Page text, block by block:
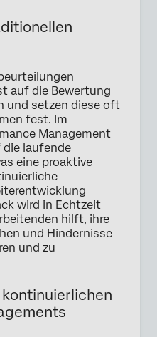
auf die Bewertung
und setzen diese oft
fest. Im
Management
laufende
eine proaktive
wird in Echtzeit
hilft, ihre
und Hindernisse
und zu